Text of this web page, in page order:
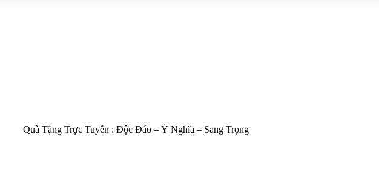
Quà Tặng Trực Tuyến : Độc Đáo – Ý Nghĩa – Sang Trọng